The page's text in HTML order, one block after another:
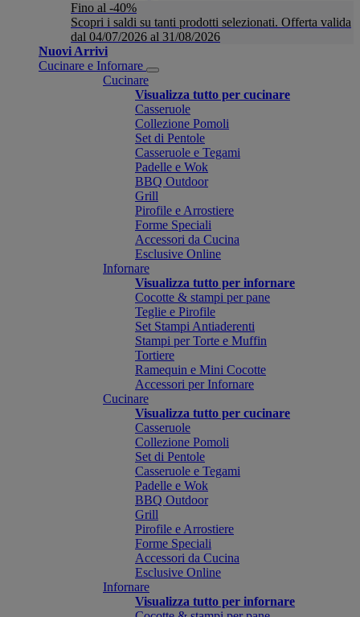
Fino al -40%
Scopri i saldi su tanti prodotti selezionati. Offerta valida
dal 04/07/2026 al 31/08/2026
Nuovi Arrivi
Cucinare e Infornare
Cucinare
Visualizza tutto per cucinare
Casseruole
Collezione Pomoli
Set di Pentole
Casseruole e Tegami
Padelle e Wok
BBQ Outdoor
Grill
Pirofile e Arrostiere
Forme Speciali
Accessori da Cucina
Esclusive Online
Infornare
Visualizza tutto per infornare
Cocotte & stampi per pane
Teglie e Pirofile
Set Stampi Antiaderenti
Stampi per Torte e Muffin
Tortiere
Ramequin e Mini Cocotte
Accessori per Infornare
Cucinare
Visualizza tutto per cucinare
Casseruole
Collezione Pomoli
Set di Pentole
Casseruole e Tegami
Padelle e Wok
BBQ Outdoor
Grill
Pirofile e Arrostiere
Forme Speciali
Accessori da Cucina
Esclusive Online
Infornare
Visualizza tutto per infornare